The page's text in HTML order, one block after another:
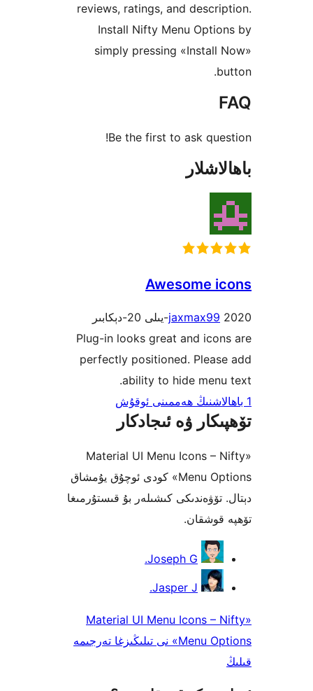
reviews, ratings, and
Install Nifty Menu
simply pressing
Be the first to ask
Awesome
Plug-in looks great and
perfectly positioned.
ability to hide
ۋە ئىجادكار
«Material UI Menu Icons
Menu Options» كودى ئوچۇق يۇمشاق
كىشىلەر بۇ قىستۇرمىغا
«Material UI Menu Icons
Menu Options» نى تىلىڭىزغا تەرجىمە